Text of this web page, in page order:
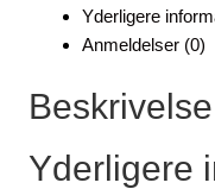
Yderligere
Anmeldelser (0)
Beskrivelse
Yderligere